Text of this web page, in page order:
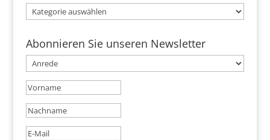
Kategorien
Abonnieren Sie unseren Newsletter